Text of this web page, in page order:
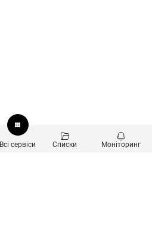
Всі сервіси Списки Моніторинг